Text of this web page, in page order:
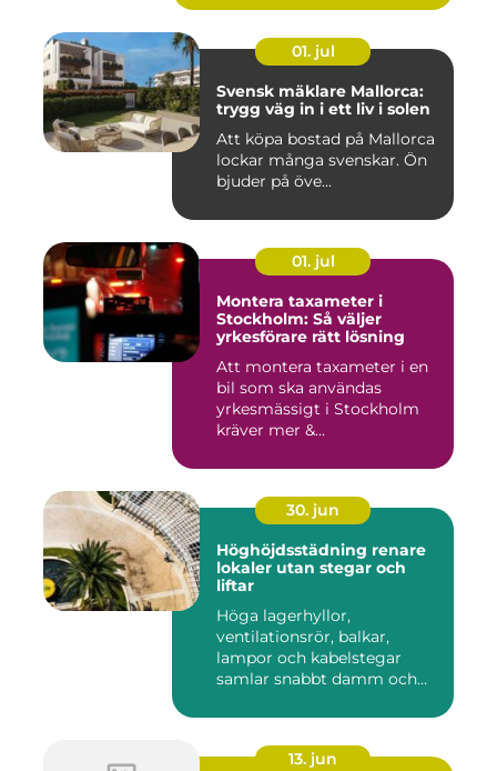
01. jul
Svensk mäklare Mallorca:
trygg väg in i ett liv i solen
Att köpa bostad på Mallorca
lockar många svenskar. Ön
bjuder på öve...
01. jul
Montera taxameter i
Stockholm: Så väljer
yrkesförare rätt lösning
Att montera taxameter i en
bil som ska användas
yrkesmässigt i Stockholm
kräver mer &...
30. jun
Höghöjdsstädning renare
lokaler utan stegar och
liftar
Höga lagerhyllor,
ventilationsrör, balkar,
lampor och kabelstegar
samlar snabbt damm och
13. jun